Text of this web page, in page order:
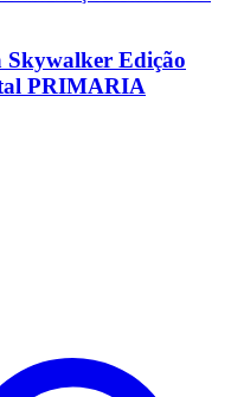
Skywalker Edição
PRIMARIA